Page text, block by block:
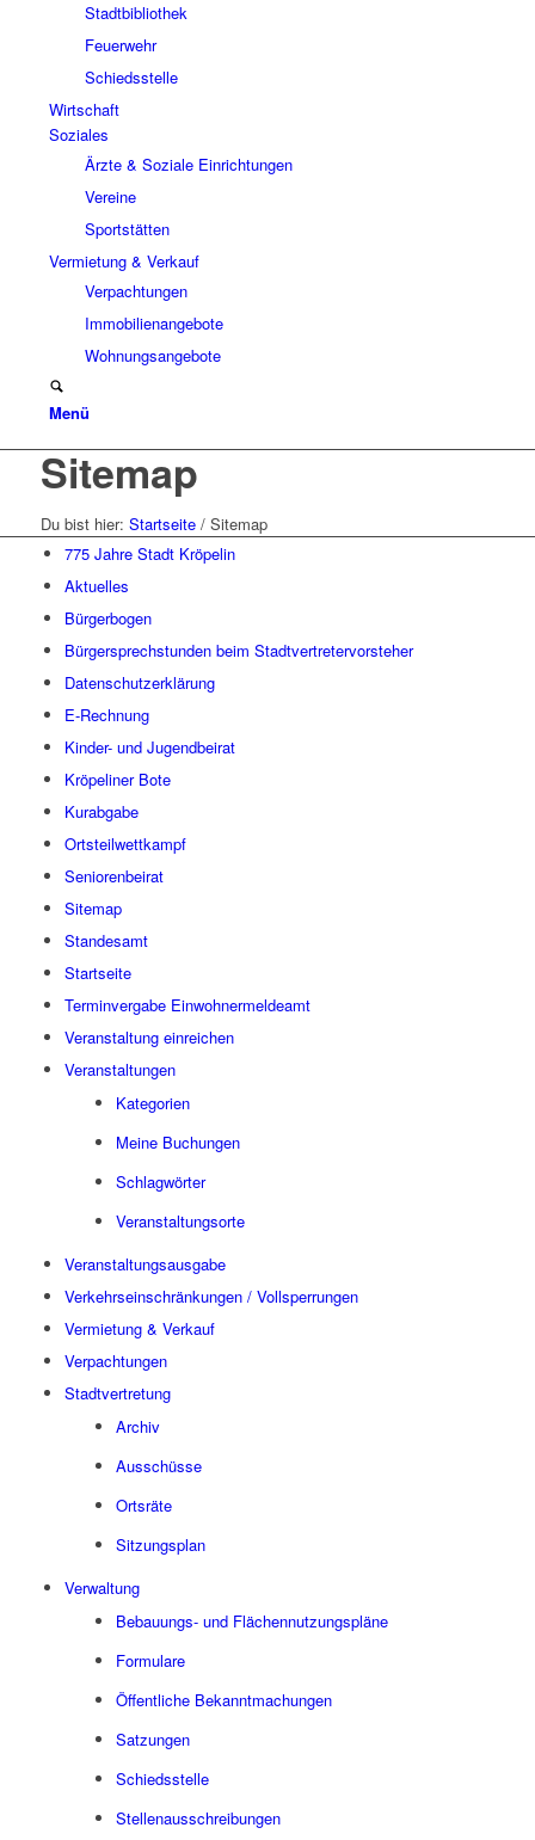
Stadtbibliothek
Feuerwehr
Schiedsstelle
Wirtschaft
Soziales
Ärzte & Soziale Einrichtungen
Vereine
Sportstätten
Vermietung & Verkauf
Verpachtungen
Immobilienangebote
Wohnungsangebote
Menü
Sitemap
Du bist hier: Startseite / Sitemap
775 Jahre Stadt Kröpelin
Aktuelles
Bürgerbogen
Bürgersprechstunden beim Stadtvertretervorsteher
Datenschutzerklärung
E-Rechnung
Kinder- und Jugendbeirat
Kröpeliner Bote
Kurabgabe
Ortsteilwettkampf
Seniorenbeirat
Sitemap
Standesamt
Startseite
Terminvergabe Einwohnermeldeamt
Veranstaltung einreichen
Veranstaltungen
Kategorien
Meine Buchungen
Schlagwörter
Veranstaltungsorte
Veranstaltungsausgabe
Verkehrseinschränkungen / Vollsperrungen
Vermietung & Verkauf
Verpachtungen
Stadtvertretung
Archiv
Ausschüsse
Ortsräte
Sitzungsplan
Verwaltung
Bebauungs- und Flächennutzungspläne
Formulare
Öffentliche Bekanntmachungen
Satzungen
Schiedsstelle
Stellenausschreibungen